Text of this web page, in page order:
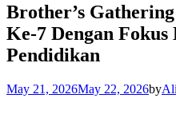
Brother’s
Ke-7 Dengan
Pendidikan
May 21, 2026May 22, 2026by